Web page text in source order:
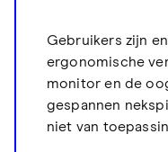
Gebruikers zijn
ergonomische
monitor en de
gespannen
niet van